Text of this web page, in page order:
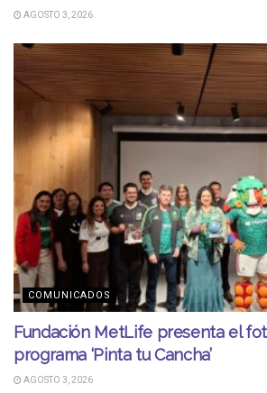
AGOSTO 3, 2026
COMUNICADOS
Fundación MetLife presenta el
programa ‘Pinta tu Cancha’
AGOSTO 3, 2026